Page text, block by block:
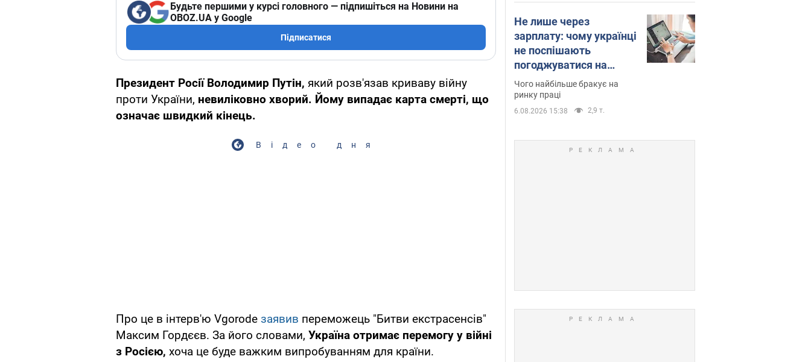
Будьте першими у курсі головного — підпишіться на Новини на
OBOZ.UA у Google
Підписатися
Президент Росії Володимир Путін, який розв'язав криваву війну
проти України, невиліковно хворий. Йому випадає карта смерті, що
означає швидкий кінець.
Відео дня
Про це в інтерв'ю Vgorode заявив переможець "Битви екстрасенсів"
Максим Гордєєв. За його словами, Україна отримає перемогу у війні
з Росією, хоча це буде важким випробуванням для країни.
Не лише через
зарплату: чому українці
не поспішають
погоджуватися на
вакансії
Чого найбільше бракує на
ринку праці
6.08.2026 15:38 2,9 т.